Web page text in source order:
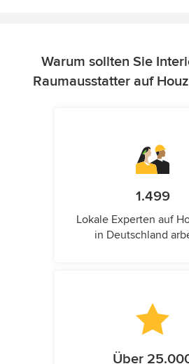
Warum sollten Sie
Raumausstatter auf
1.499
Lokale Experten auf
in Deutschland
Über